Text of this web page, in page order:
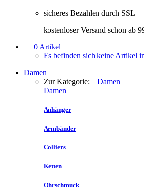
sicheres Bezahlen durch SSL
kostenloser Versand schon ab
0 Artikel
Es befinden sich keine Artikel
Damen
Zur Kategorie: Damen
Damen
Anhänger
Armbänder
Colliers
Ketten
Ohrschmuck